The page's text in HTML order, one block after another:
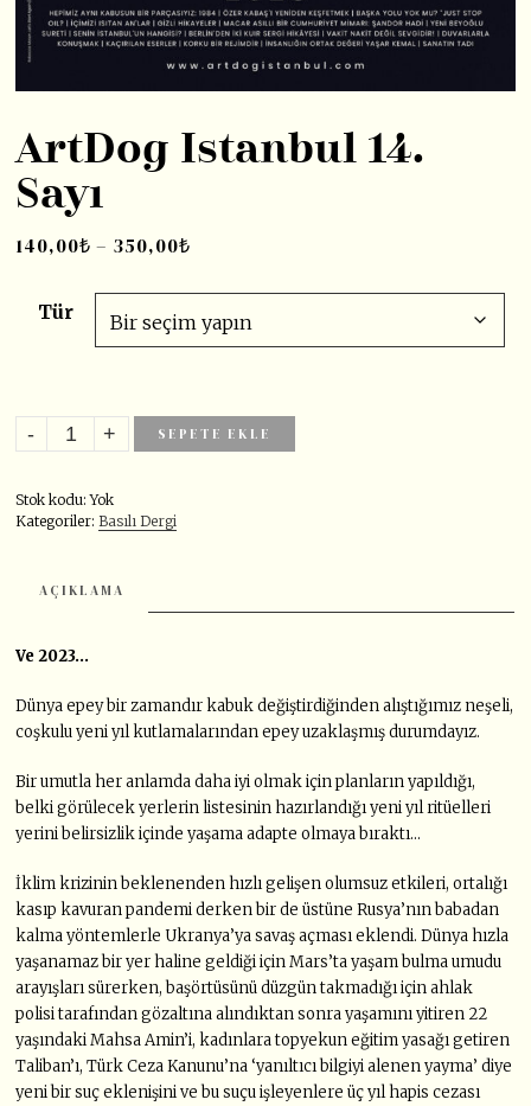
ArtDog Istanbul 14.
Sayı
140,00₺ – 350,00₺
Tür
SEPETE EKLE
Stok kodu:Yok
Kategoriler:Basılı Dergi
AÇIKLAMA
Ve 2023…
Dünya epey bir zamandır kabuk değiştirdiğinden alıştığımız neşeli,
coşkulu yeni yıl kutlamalarından epey uzaklaşmış durumdayız.
Bir umutla her anlamda daha iyi olmak için planların yapıldığı,
belki görülecek yerlerin listesinin hazırlandığı yeni yıl ritüelleri
yerini belirsizlik içinde yaşama adapte olmaya bıraktı…
İklim krizinin beklenenden hızlı gelişen olumsuz etkileri, ortalığı
kasıp kavuran pandemi derken bir de üstüne Rusya’nın babadan
kalma yöntemlerle Ukranya’ya savaş açması eklendi. Dünya hızla
yaşanamaz bir yer haline geldiği için Mars’ta yaşam bulma umudu
arayışları sürerken, başörtüsünü düzgün takmadığı için ahlak
polisi tarafından gözaltına alındıktan sonra yaşamını yitiren 22
yaşındaki Mahsa Amin’i, kadınlara topyekun eğitim yasağı getiren
Taliban’ı, Türk Ceza Kanunu’na ‘yanıltıcı bilgiyi alenen yayma’ diye
yeni bir suç eklenişini ve bu suçu işleyenlere üç yıl hapis cezası